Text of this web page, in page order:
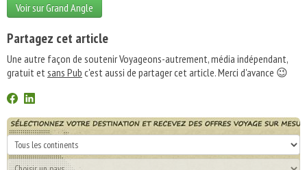
Voir sur Grand Angle
Partagez cet article
Une autre façon de soutenir Voyageons-autrement, média indépendant,
gratuit etsans Pub c'est aussi de partager cet article. Merci d'avance 😉